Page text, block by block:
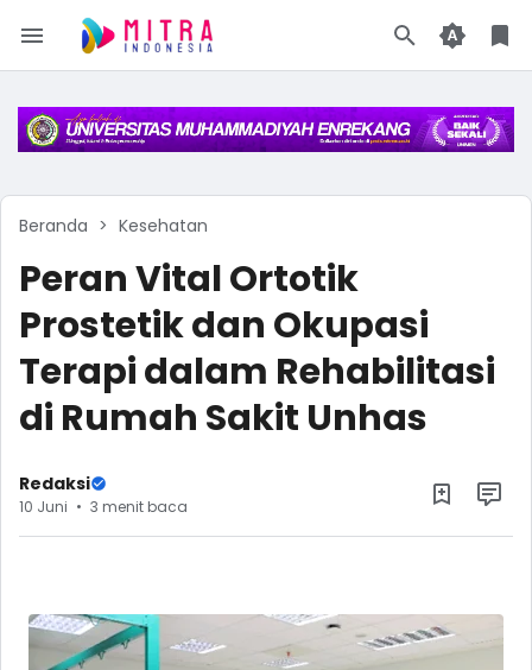
Beranda Kesehatan
Peran Vital Ortotik
Prostetik dan Okupasi
Terapi dalam Rehabilitasi
di Rumah Sakit Unhas
Redaksi
10 Juni 3 menit baca